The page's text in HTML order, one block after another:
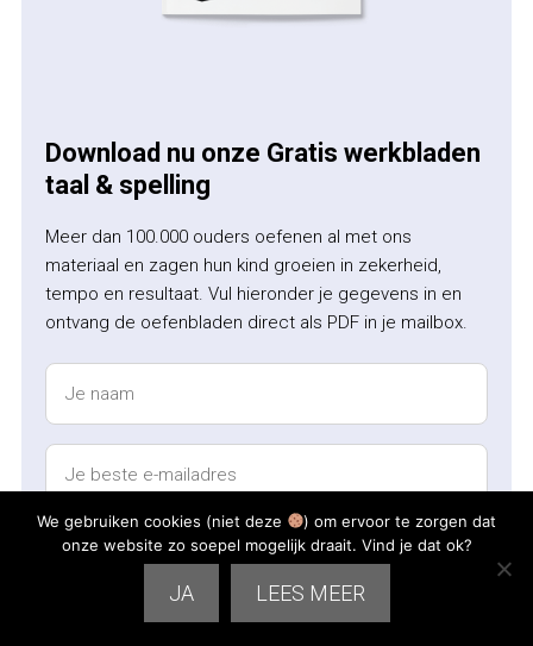
Download nu onze Gratis werkbladen
taal & spelling
Meer dan 100.000 ouders oefenen al met ons
materiaal en zagen hun kind groeien in zekerheid,
tempo en resultaat. Vul hieronder je gegevens in en
ontvang de oefenbladen direct als PDF in je mailbox.
We gebruiken cookies (niet deze
) om ervoor te zorgen dat
onze website zo soepel mogelijk draait. Vind je dat ok?
JA LEES MEER